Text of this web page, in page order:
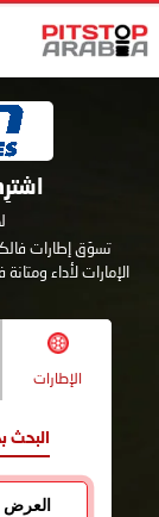
اشترِFalken إطارات في الإمارات
تسوّق إطارات
الإمارات لأداء
الإطارات
العرض